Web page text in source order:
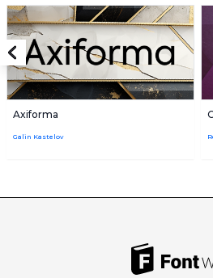
Axiforma
Galin Kastelov